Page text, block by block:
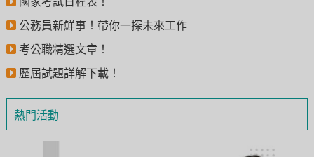
公務員新鮮事！帶你一探未來工作
考公職精選文章！
歷屆試題詳解下載！
熱門活動